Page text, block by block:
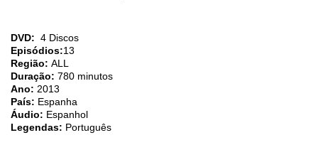
DVD: 4 Discos
Episódios:13
Região: ALL
Duração: 780 minutos
Ano: 2013
País: Espanha
Áudio: Espanhol
Legendas: Português